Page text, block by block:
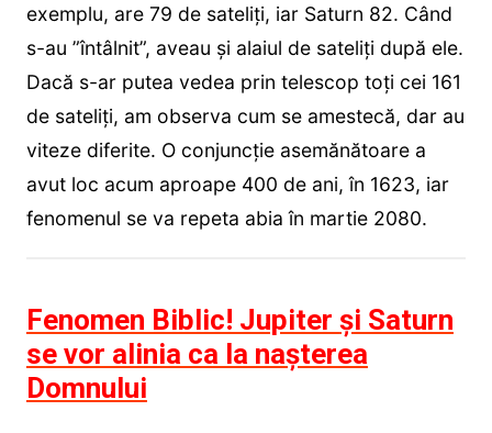
exemplu, are 79 de sateliţi, iar Saturn 82. Când
s-au ”întâlnit”, aveau şi alaiul de sateliţi după ele.
Dacă s-ar putea vedea prin telescop toți cei 161
de sateliți, am observa cum se amestecă, dar au
viteze diferite. O conjuncţie asemănătoare a
avut loc acum aproape 400 de ani, în 1623, iar
fenomenul se va repeta abia în martie 2080.
Fenomen Biblic! Jupiter și Saturn
se vor alinia ca la nașterea
Domnului